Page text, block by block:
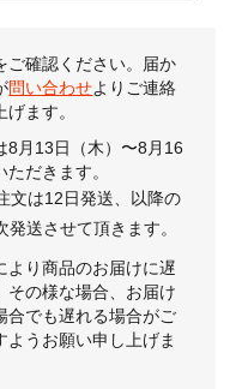
ご確認ください。届か
問い合わせよりご連絡
ます。
8月13日（木）〜8月16
だきます。
文は12日発送、以降の
送させて頂きます。
より商品のお届けに遅
その様な場合、お届け
合でも遅れる場合がご
ようお願い申し上げま